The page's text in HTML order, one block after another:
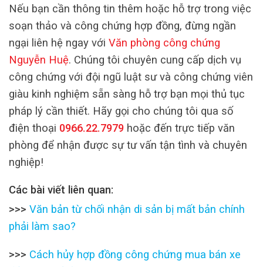
Nếu bạn cần thông tin thêm hoặc hỗ trợ trong việc
soạn thảo và công chứng hợp đồng, đừng ngần
ngại liên hệ ngay với Văn phòng công chứng
Nguyễn Huệ. Chúng tôi chuyên cung cấp dịch vụ
công chứng với đội ngũ luật sư và công chứng viên
giàu kinh nghiệm sẵn sàng hỗ trợ bạn mọi thủ tục
pháp lý cần thiết. Hãy gọi cho chúng tôi qua số
điện thoại 0966.22.7979 hoặc đến trực tiếp văn
phòng để nhận được sự tư vấn tận tình và chuyên
nghiệp!
Các bài viết liên quan:
>>> Văn bản từ chối nhận di sản bị mất bản chính
phải làm sao?
>>> Cách hủy hợp đồng công chứng mua bán xe